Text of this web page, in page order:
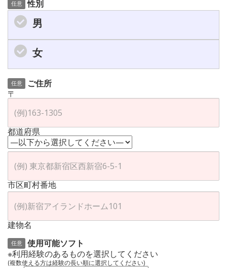
任意 性別
男
女
任意
ご住所
〒
都道府県
市区町村番地
建物名
任意
使用可能ソフト
※利用経験のあるものを選択してください
(複数使える方は経験の長い順に選択してください)